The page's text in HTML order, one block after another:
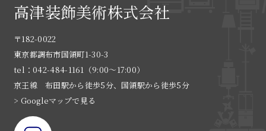
高津装飾美術株式会社
〒182-0022
東京都調布市国領町1-30-3
tel：042-484-1161（9:00〜17:00）
京王線 布田駅から徒歩5分、国領駅から徒歩5分
> Googleマップで見る